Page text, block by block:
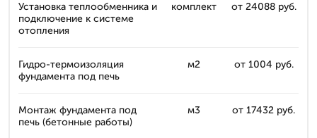
Установка теплообменника и
подключение к системе
отопления
комплект от 24088 руб.
Гидро-термоизоляция
фундамента под печь
м2 от 1004 руб.
Монтаж фундамента под
печь (бетонные работы)
м3 от 17432 руб.